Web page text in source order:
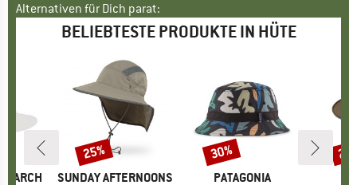
Alternativen für Dich parat:
BELIEBTESTE PRODUKTE IN HÜTE
MARKE
SUNDAY AFTERNOONS
Rabatt
25%
MARKE
PATAGONIA
Rabatt
30%